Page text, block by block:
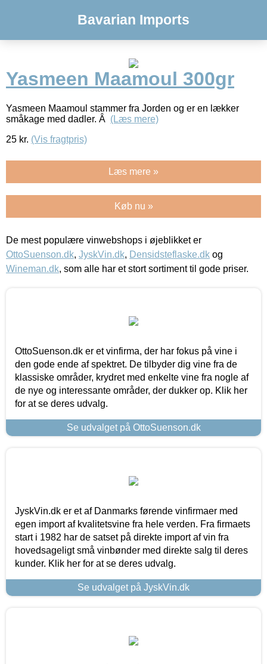
Bavarian Imports
Yasmeen Maamoul 300gr
Yasmeen Maamoul stammer fra Jorden og er en lækker
småkage med dadler. Â (Læs mere)
25 kr. (Vis fragtpris)
Læs mere »
Køb nu »
De mest populære vinwebshops i øjeblikket er
OttoSuenson.dk, JyskVin.dk, Densidsteflaske.dk og
Wineman.dk, som alle har et stort sortiment til gode priser.
OttoSuenson.dk er et vinfirma, der har fokus på vine i
den gode ende af spektret. De tilbyder dig vine fra de
klassiske områder, krydret med enkelte vine fra nogle af
de nye og interessante områder, der dukker op. Klik her
for at se deres udvalg.
Se udvalget på OttoSuenson.dk
JyskVin.dk er et af Danmarks førende vinfirmaer med
egen import af kvalitetsvine fra hele verden. Fra firmaets
start i 1982 har de satset på direkte import af vin fra
hovedsageligt små vinbønder med direkte salg til deres
kunder. Klik her for at se deres udvalg.
Se udvalget på JyskVin.dk